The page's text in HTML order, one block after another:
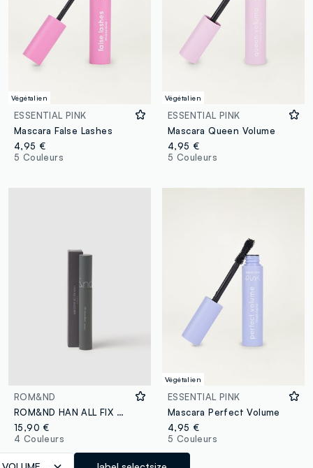
Végétalien
ESSENTIAL PINK
Mascara False Lashes
4,95 €
5 Couleurs
Végétalien
ESSENTIAL PINK
Mascara Queen Volume
4,95 €
5 Couleurs
ROM&ND
ROM&ND HAN ALL FIX MASCARA V01 VOLUME BLACK - maquillage coréen
15,90 €
4 Couleurs
Végétalien
ESSENTIAL PINK
Mascara Perfect Volume
4,95 €
5 Couleurs